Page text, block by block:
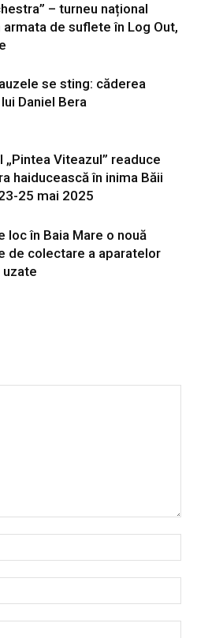
– turneu național
armata de suflete în Log Out,
se sting: căderea
Daniel Bera
„Pintea Viteazul” readuce
haiducească în inima Băii
25 mai 2025
loc în Baia Mare o nouă
de colectare a aparatelor